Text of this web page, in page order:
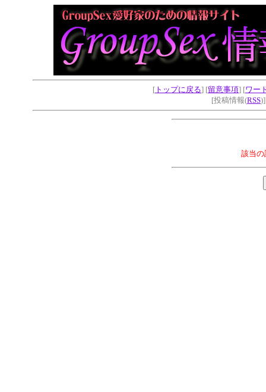
[ トップに戻る] [留意事項] [ワー
[投稿情報(RSS
該当の